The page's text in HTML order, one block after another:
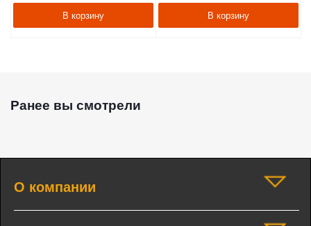
В корзину В корзину
Ранее вы смотрели
О компании